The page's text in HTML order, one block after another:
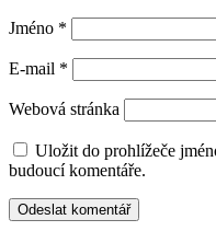
Jméno *
E-mail *
Webová stránka
Uložit do prohlížeče
budoucí komentáře.